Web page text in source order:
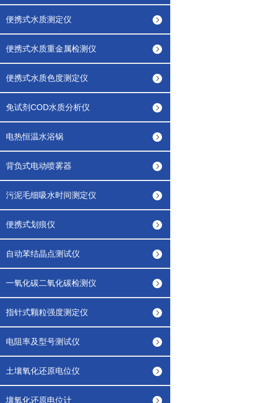
便携式水质测定仪
便携式水质重金属检测仪
便携式水质色度测定仪
免试剂COD水质分析仪
电热恒温水浴锅
背负式电动喷雾器
污泥毛细吸水时间测定仪
便携式划痕仪
自动苯结晶点测试仪
一氧化碳二氧化碳检测仪
指针式颗粒强度测定仪
电阻率及型号测试仪
土壤氧化还原电位仪
壤氧化还原电位计